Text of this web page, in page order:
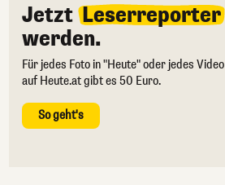
Jetzt Leserreporter
werden.
Für jedes Foto in "Heute" oder jedes Video
auf Heute.at gibt es 50 Euro.
So geht's